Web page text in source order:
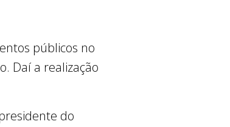
públicos no
Daí a realização
do